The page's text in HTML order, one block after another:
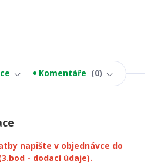
Komentáře 0
napište v objednávce do
- dodací údaje).